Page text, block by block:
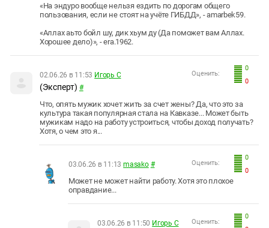
«На эндуро вообще нельзя ездить по дорогам общего
пользования, если не стоят на учёте ГИБДД», - amarbek59.
«Аллах аьто бойл шу, дик хьум ду (Да поможет вам Аллах.
Хорошее дело)», - era.1962.
0
0
Оценить:
02.06.26 в 11:53 Игорь С
(Эксперт) #
Что, опять мужик хочет жить за счет жены? Да, что это за
культура такая популярная стала на Кавказе... Может быть
мужикам надо на работу устроиться, чтобы доход получать?
Хотя, о чем это я...
0
0
Оценить:
03.06.26 в 11:13 masako #
Может не может найти работу. Хотя это плохое
оправдание...
0
Оценить:
03.06.26 в 11:50 Игорь С